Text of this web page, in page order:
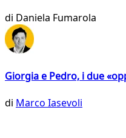
di Daniela Fumarola
Giorgia e Pedro, i due
di Marco Iasevoli